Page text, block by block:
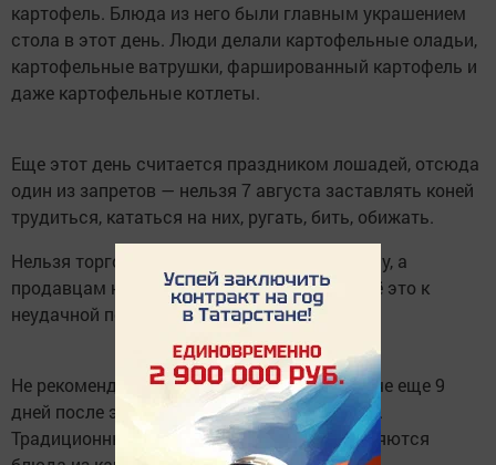
картофель. Блюда из него были главным украшением
стола в этот день. Люди делали картофельные оладьи,
картофельные ватрушки, фаршированный картофель и
даже картофельные котлеты.
Еще этот день считается праздником лошадей, отсюда
один из запретов — нельзя 7 августа заставлять коней
трудиться, кататься на них, ругать, бить, обижать.
Нельзя торговаться, стараясь занизить цену, а
продавцам напротив, — завышать цену. Всё это к
неудачной покупке или к плохим продажам.
Не рекомендуется есть мясные блюда, иначе еще 9
дней после этого будете страдать животом.
Традиционными и предпочтительными являются